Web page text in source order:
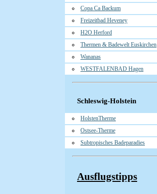
Copa Ca Backum
Freizeitbad Heveney
H2O Herford
Thermen & Badewelt Euskirchen
Wananas
WESTFALENBAD Hagen
Schleswig-Holstein
HolstenTherme
Ostsee-Therme
Subtropisches Badeparadies
Ausflugstipps